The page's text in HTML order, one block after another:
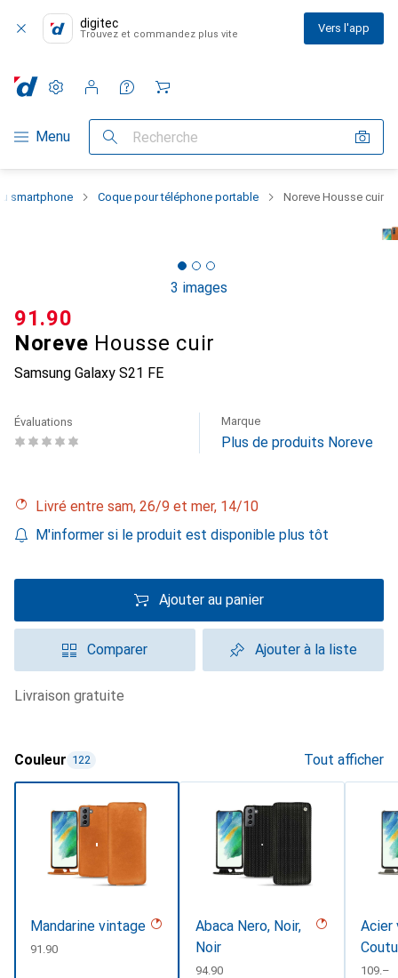
digitec
Trouvez et commandez plus vite Vers l'app
Navigation par catégorie
Menu Recherche
Paramètres
Compte client
Listes de comparaison
Listes d'envies
Panier
smartphone Coque pour téléphone portable Noreve Housse cuir
3 images
Noreve Housse cuir
Samsung Galaxy S21 FE
CHF
91.90
Évaluations Marque
Plus de produits Noreve
Livré entre sam, 26/9 et mer, 14/10
M'informer si le produit est disponible plus tôt
Ajouter au panier
Comparer Ajouter à la liste
livraison gratuite
Couleur 122 Tout afficher
Mandarine vintage
CHF
91.90
Abaca Nero, Noir,
Noir
CHF
94.90
Acier
CHF
109.–